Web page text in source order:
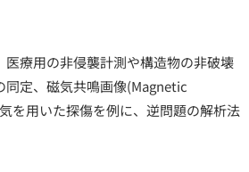
療用の非侵襲計測や構造物の非破壊
定、磁気共鳴画像(Magnetic
を用いた探傷を例に、逆問題の解析法